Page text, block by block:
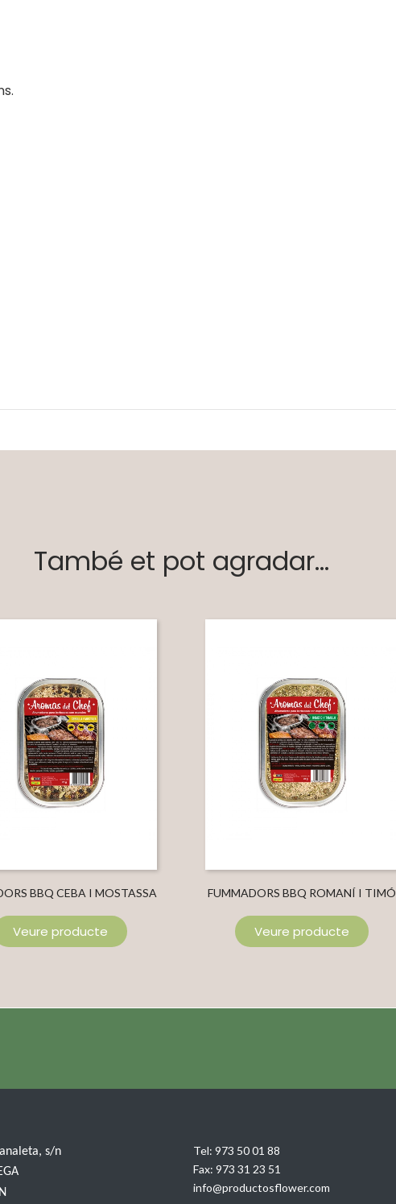
També et pot agradar...
BBQ CEBA I MOSTASSA
Veure producte
FUMMADORS BBQ ROMANÍ I TIMÓ
Veure producte
s/n
Tel: 973 50 01 88
Fax: 973 31 23 51
info@productosflower.com